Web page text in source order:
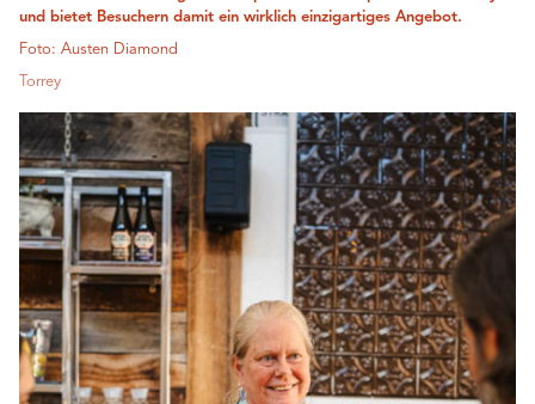
und bietet Besuchern damit ein wirklich einzigartiges Angebot.
Foto: Austen Diamond
Torrey